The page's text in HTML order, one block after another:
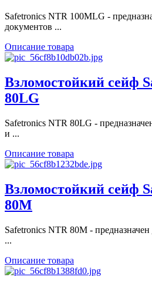
Safetronics NTR 100MLG -
документов ...
Описание товара
Взломостойкий сейф
80LG
Safetronics NTR 80LG -
и ...
Описание товара
Взломостойкий сейф
80M
Safetronics NTR 80M -
...
Описание товара